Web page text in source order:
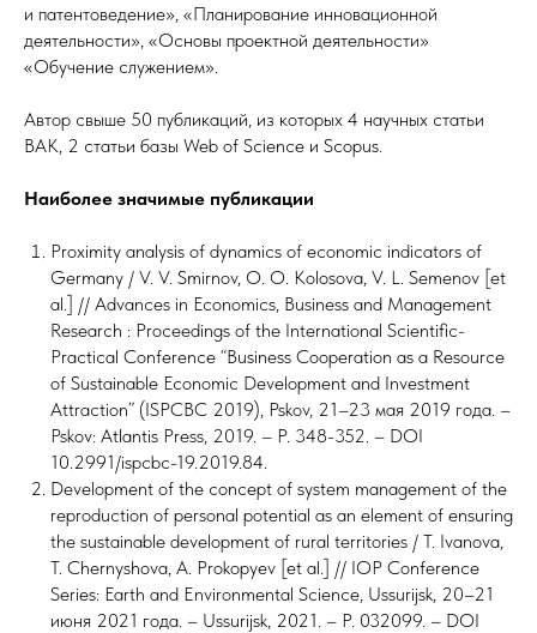
и патентоведение», «Планирование инновационной
деятельности», «Основы проектной деятельности»
«Обучение служением».
Автор свыше 50 публикаций, из которых 4 научных статьи
ВАК, 2 статьи базы Web of Scienсe и Scopus.
Наиболее значимые публикации
Proximity analysis of dynamics of economic indicators of
Germany / V. V. Smirnov, O. O. Kolosova, V. L. Semenov [et
al.] // Advances in Economics, Business and Management
Research : Proceedings of the International Scientific-
Practical Conference “Business Cooperation as a Resource
of Sustainable Economic Development and Investment
Attraction” (ISPCBC 2019), Pskov, 21–23 мая 2019 года. –
Pskov: Atlantis Press, 2019. – P. 348-352. – DOI
10.2991/ispcbc-19.2019.84.
Development of the concept of system management of the
reproduction of personal potential as an element of ensuring
the sustainable development of rural territories / T. Ivanova,
T. Chernyshova, A. Prokopyev [et al.] // IOP Conference
Series: Earth and Environmental Science, Ussurijsk, 20–21
июня 2021 года. – Ussurijsk, 2021. – P. 032099. – DOI